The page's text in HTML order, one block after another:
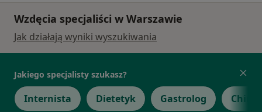
Wzdęcia specjaliści w Warszawie
Jak działają wyniki wyszukiwania
Jakiego specjalisty szukasz?
Internista Dietetyk Gastrolog